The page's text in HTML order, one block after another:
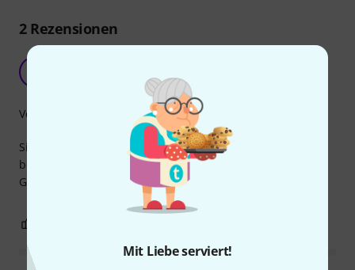
Mit Liebe serviert!
2Rezensionen
Sascha122d 14.09.2025
Sieht wunderschön & sehr edel aus. Zubehör zum
befestigen wird mitgeliefert. Kann & sollte natürlich vom
Geigenbauer gewechselt werden.
Verarbeitung